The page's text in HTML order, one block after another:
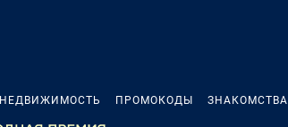
НЕДВИЖИМОСТЬ ПРОМОКОДЫ ЗНАКОМСТВА